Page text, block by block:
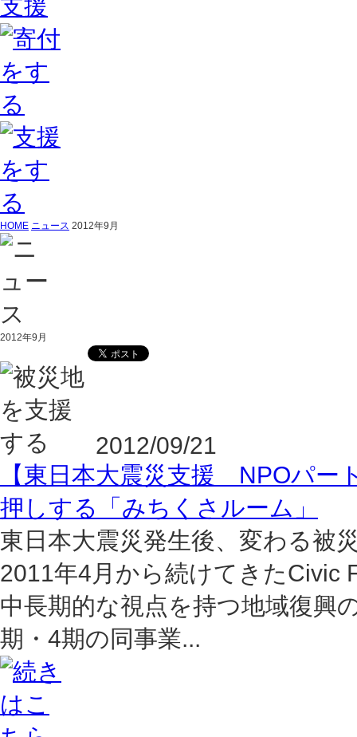
HOME ニュース 2012年9月
2012年9月
2012/09/21
【東日本大震災支援 NPOパー
押しする「みちくさルーム」
東日本大震災発生後、変わる被
2011年4月から続けてきたCivic
中長期的な視点を持つ地域復興
期・4期の同事業...